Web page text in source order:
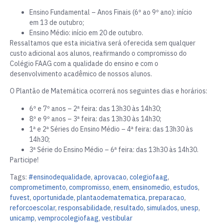
Ensino Fundamental – Anos Finais (6º ao 9º ano): início
em 13 de outubro;
Ensino Médio: início em 20 de outubro.
Ressaltamos que esta iniciativa será oferecida sem qualquer
custo adicional aos alunos, reafirmando o compromisso do
Colégio FAAG com a qualidade do ensino e com o
desenvolvimento acadêmico de nossos alunos.
O Plantão de Matemática ocorrerá nos seguintes dias e horários:
6º e 7º anos – 2ª feira: das 13h30 às 14h30;
8º e 9º anos – 3ª feira: das 13h30 às 14h30;
1ª e 2ª Séries do Ensino Médio – 4ª feira: das 13h30 às
14h30;
3ª Série do Ensino Médio – 6ª feira: das 13h30 às 14h30.
Participe!
Tags: #ensinodequalidade, aprovacao, colegiofaag,
comprometimento, compromisso, enem, ensinomedio, estudos,
fuvest, oportunidade, plantaodematematica, preparacao,
reforcoescolar, responsabilidade, resultado, simulados, unesp,
unicamp, vemprocolegiofaag, vestibular